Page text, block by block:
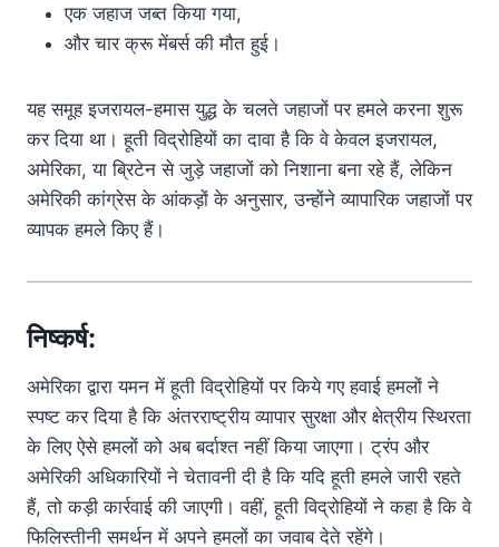
एक जहाज जब्त किया गया,
और चार क्रू मेंबर्स की मौत हुई।
यह समूह इजरायल-हमास युद्ध के चलते जहाजों पर हमले करना शुरू
कर दिया था। हूती विद्रोहियों का दावा है कि वे केवल इजरायल,
अमेरिका, या ब्रिटेन से जुड़े जहाजों को निशाना बना रहे हैं, लेकिन
अमेरिकी कांग्रेस के आंकड़ों के अनुसार, उन्होंने व्यापारिक जहाजों पर
व्यापक हमले किए हैं।
निष्कर्ष:
अमेरिका द्वारा यमन में हूती विद्रोहियों पर किये गए हवाई हमलों ने
स्पष्ट कर दिया है कि अंतरराष्ट्रीय व्यापार सुरक्षा और क्षेत्रीय स्थिरता
के लिए ऐसे हमलों को अब बर्दाश्त नहीं किया जाएगा। ट्रंप और
अमेरिकी अधिकारियों ने चेतावनी दी है कि यदि हूती हमले जारी रहते
हैं, तो कड़ी कार्रवाई की जाएगी। वहीं, हूती विद्रोहियों ने कहा है कि वे
फिलिस्तीनी समर्थन में अपने हमलों का जवाब देते रहेंगे।